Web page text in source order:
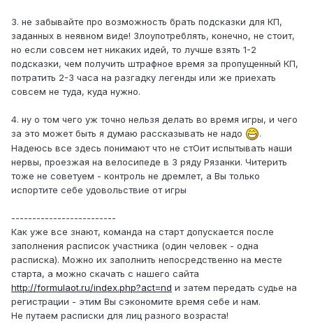
3. не забывайте про возможность брать подсказки для КП,
заданных в неявном виде! Злоупотреблять, конечно, не стоит,
но если совсем нет никаких идей, то лучше взять 1-2
подсказки, чем получить штрафное время за пропущенный КП,
потратить 2-3 часа на разгадку легенды или же приехать
совсем не туда, куда нужно.
4. ну о том чего уж точно нельзя делать во время игры, и чего
за это может быть я думаю рассказывать не надо
.
Надеюсь все здесь понимают что не стОит испытывать наши
нервы, проезжая на велосипеде в 3 ряду Рязанки. Читерить
тоже не советуем - контроль не дремлет, а Вы только
испортите себе удовольствие от игры
-------------------------
Как уже все знают, команда на старт допускается после
заполнения расписок участника (один человек - одна
расписка). Можно их заполнить непосредственно на месте
старта, а можно скачать с нашего сайта
http://formulaot.ru/index.php?act=nd и затем передать судье на
регистрации - этим Вы сэкономите время себе и нам.
Не путаем расписки для лиц разного возраста!